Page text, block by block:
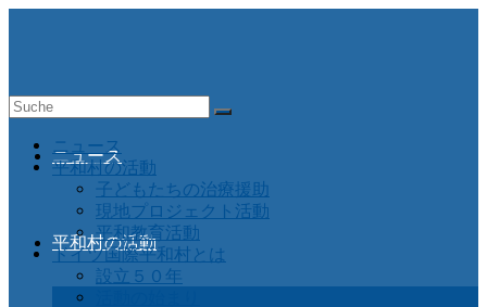
ニュース
平和村の活動
Suche
ニュース
平和村の活動
子どもたちの治療援助
現地プロジェクト活動
平和教育活動
ドイツ国際平和村とは
設立５０年